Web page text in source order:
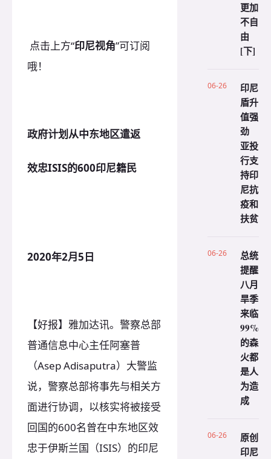
点击上方“印尼视角”可订阅
哦！
政府计划从中东地区遣返
效忠ISIS的600印尼籍民
2020年2月5日
【好报】雅加达讯。警察总部
普通信息中心主任阿塞普
（Asep Adisaputra）大警监
说，警察总部将事先与相关方
面进行协调，以核实将被接受
回国的600名曾在中东地区效
忠于伊斯兰国（ISIS）的印尼
更加
不自
由
[下]
06-26
印尼
盾升
值强
劲
亚投
行支
持印
尼抗
疫和
扶贫
06-26
总统
提醒
八月
旱季
来临
99%
的森
火都
是人
为造
成
06-26
原创
印尼